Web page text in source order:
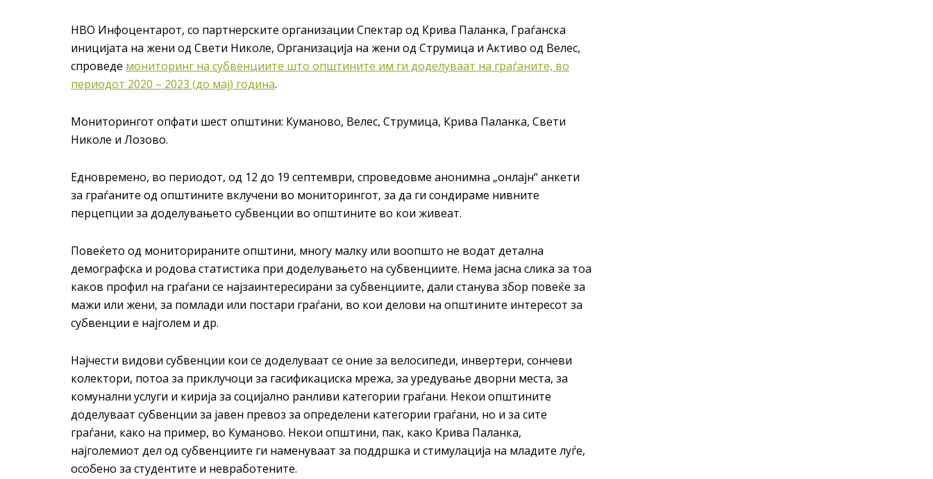
НВО Инфоцентарот, со партнерските организации Спектар од Крива Паланка, Граѓанска
иницијата на жени од Свети Николе, Организација на жени од Струмица и Активо од Велес,
спроведе мониторинг на субвенциите што општините им ги доделуваат на граѓаните, во
периодот 2020 – 2023 (до мај) година.
Мониторингот опфати шест општини: Куманово, Велес, Струмица, Крива Паланка, Свети
Николе и Лозово.
Едновремено, во периодот, од 12 до 19 септември, спроведовме анонимна „онлајн“ анкети
за граѓаните од општините вклучени во мониторингот, за да ги сондираме нивните
перцепции за доделувањето субвенции во општините во кои живеат.
Повеќето од мониторираните општини, многу малку или воопшто не водат детална
демографска и родова статистика при доделувањето на субвенциите. Нема јасна слика за тоа
каков профил на граѓани се најзаинтересирани за субвенциите, дали станува збор повеќе за
мажи или жени, за помлади или постари граѓани, во кои делови на општините интересот за
субвенции е најголем и др.
Најчести видови субвенции кои се доделуваат се оние за велосипеди, инвертери, сончеви
колектори, потоа за приклучоци за гасификациска мрежа, за уредување дворни места, за
комунални услуги и кирија за социјално ранливи категории граѓани. Некои општините
доделуваат субвенции за јавен превоз за определени категории граѓани, но и за сите
граѓани, како на пример, во Куманово. Некои општини, пак, како Крива Паланка,
најголемиот дел од субвенциите ги наменуваат за поддршка и стимулација на младите луѓе,
особено за студентите и невработените.